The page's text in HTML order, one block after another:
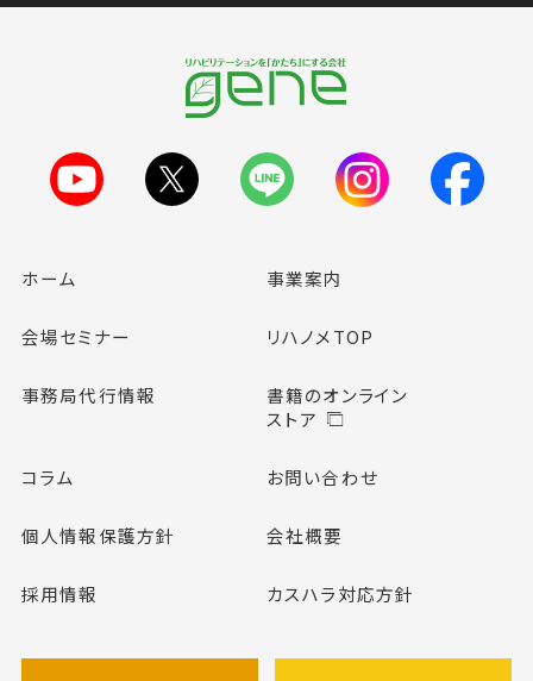
ホーム 事業案内
会場セミナー リハノメTOP
事務局代行情報
書籍のオンライン
ストア
コラム お問い合わせ
個人情報保護方針 会社概要
採用情報 カスハラ対応方針